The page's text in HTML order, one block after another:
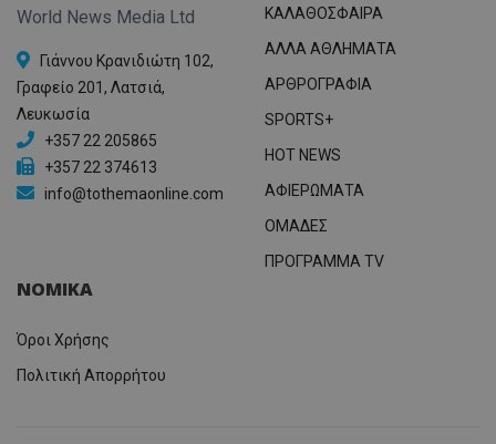
World News Media Ltd
Γιάννου Κρανιδιώτη 102,
Γραφείο 201, Λατσιά,
Λευκωσία
+357 22 205865
+357 22 374613
info@tothemaonline.com
ΚΑΛΑΘΟΣΦΑΙΡΑ
ΑΛΛΑ ΑΘΛΗΜΑΤΑ
ΑΡΘΡΟΓΡΑΦΙΑ
SPORTS+
HOT NEWS
ΑΦΙΕΡΩΜΑΤΑ
ΟΜΑΔΕΣ
ΠΡΟΓΡΑΜΜΑ TV
ΝΟΜΙΚΑ
Όροι Χρήσης
Πολιτική Απορρήτου